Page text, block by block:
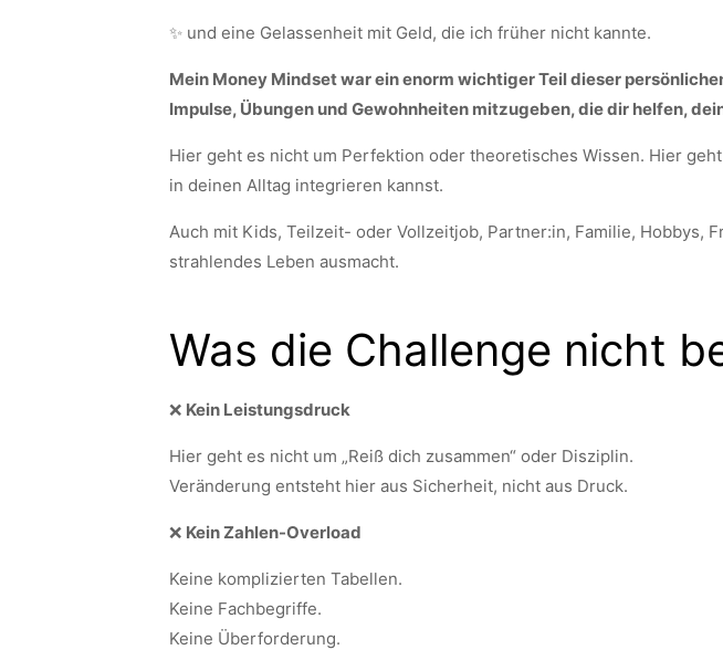
✨ und eine Gelassenheit mit Geld, die ich früher nicht kannte.
Mein Money Mindset war ein enorm wichtiger Teil dieser
Impulse, Übungen und Gewohnheiten mitzugeben, die dir helfen,
Hier geht es nicht um Perfektion oder theoretisches Wissen. Hier
in deinen Alltag integrieren kannst.
Auch mit Kids, Teilzeit- oder Vollzeitjob, Partner:in, Familie, Hobbys,
strahlendes Leben ausmacht.
Was die Challenge nicht
❌ Kein Leistungsdruck
Hier geht es nicht um „Reiß dich zusammen“ oder Disziplin.
Veränderung entsteht hier aus Sicherheit, nicht aus Druck.
❌ Kein Zahlen-Overload
Keine komplizierten Tabellen.
Keine Fachbegriffe.
Keine Überforderung.